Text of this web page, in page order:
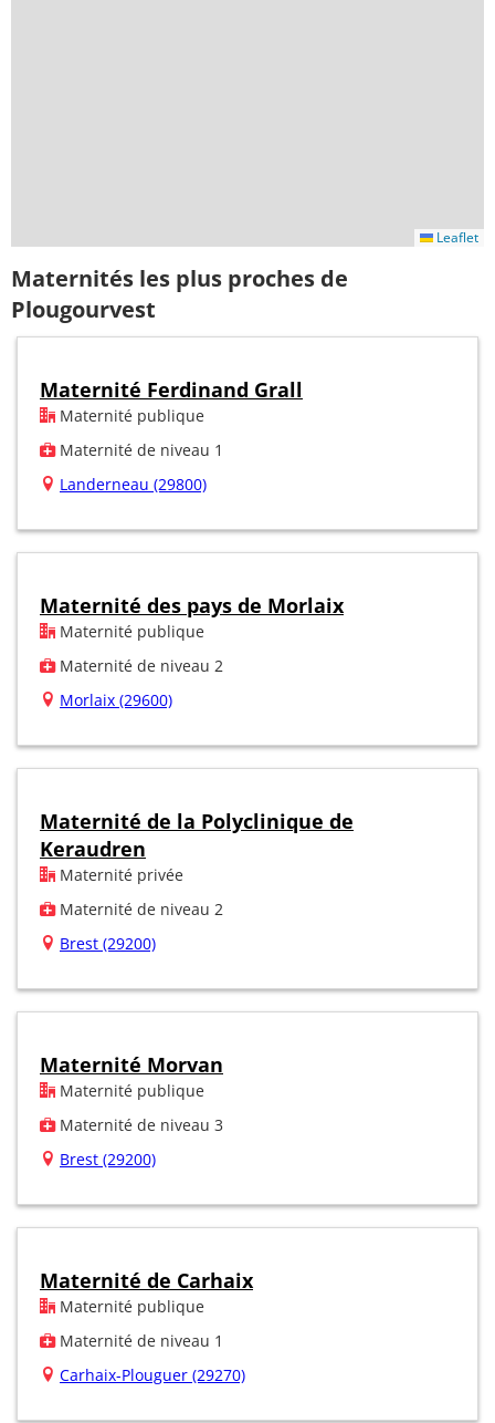
Leaflet
Maternités les plus proches de
Plougourvest
Maternité Ferdinand Grall
Maternité publique
Maternité de niveau 1
Landerneau (29800)
Maternité des pays de Morlaix
Maternité publique
Maternité de niveau 2
Morlaix (29600)
Maternité de la Polyclinique de
Keraudren
Maternité privée
Maternité de niveau 2
Brest (29200)
Maternité Morvan
Maternité publique
Maternité de niveau 3
Brest (29200)
Maternité de Carhaix
Maternité publique
Maternité de niveau 1
Carhaix-Plouguer (29270)